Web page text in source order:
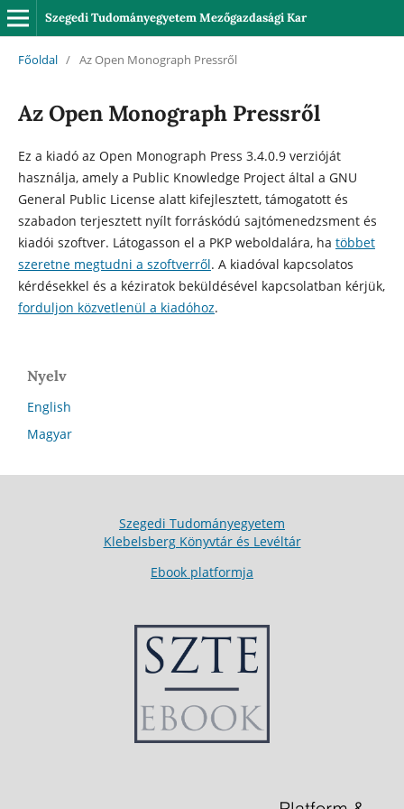
Szegedi Tudományegyetem Mezőgazdasági Kar
Főoldal / Az Open Monograph Pressről
Az Open Monograph Pressről
Ez a kiadó az Open Monograph Press 3.4.0.9 verzióját
használja, amely a Public Knowledge Project által a GNU
General Public License alatt kifejlesztett, támogatott és
szabadon terjesztett nyílt forráskódú sajtómenedzsment és
kiadói szoftver. Látogasson el a PKP weboldalára, ha többet
szeretne megtudni a szoftverről. A kiadóval kapcsolatos
kérdésekkel és a kéziratok beküldésével kapcsolatban kérjük,
forduljon közvetlenül a kiadóhoz.
Nyelv
English
Magyar
Szegedi Tudományegyetem
Klebelsberg Könyvtár és Levéltár
Ebook platformja